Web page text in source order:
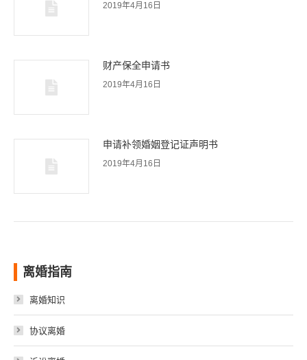
2019年4月16日
财产保全申请书
2019年4月16日
申请补领婚姻登记证声明书
2019年4月16日
离婚指南
离婚知识
协议离婚